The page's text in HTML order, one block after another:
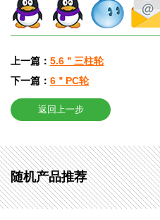
上一篇： 5.6＂三柱轮
下一篇： 6＂PC轮
返回上一步
随机产品推荐